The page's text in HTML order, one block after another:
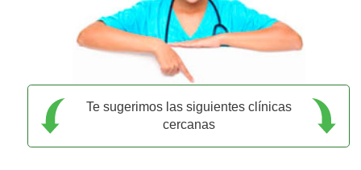
Te sugerimos las siguientes clínicas
cercanas